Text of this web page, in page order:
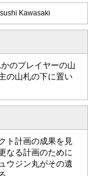
Kawasaki
のプレイヤーの山
の山札の下に置い
ト計画の成果を見
なる計画のために
ウジン丸がその遺